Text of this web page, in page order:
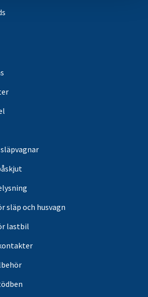
släp och husvagn
lastbil